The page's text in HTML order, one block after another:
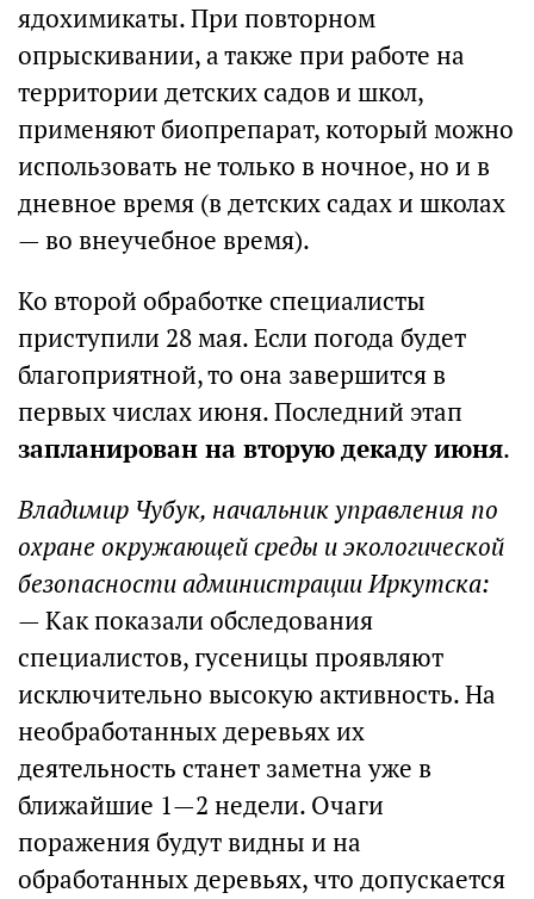
ядохимикаты. При повторном
опрыскивании, а также при работе на
территории детских садов и школ,
применяют биопрепарат, который можно
использовать не только в ночное, но и в
дневное время (в детских садах и школах
— во внеучебное время).
Ко второй обработке специалисты
приступили 28 мая. Если погода будет
благоприятной, то она завершится в
первых числах июня. Последний этап
запланирован на вторую декаду июня.
Владимир Чубук, начальник управления по
охране окружающей среды и экологической
безопасности администрации Иркутска:
— Как показали обследования
специалистов, гусеницы проявляют
исключительно высокую активность. На
необработанных деревьях их
деятельность станет заметна уже в
ближайшие 1—2 недели. Очаги
поражения будут видны и на
обработанных деревьях, что допускается